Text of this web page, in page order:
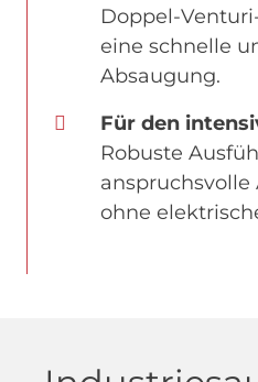
Doppel-
eine schnelle
Absaugung.
Für den
Robuste
ohne